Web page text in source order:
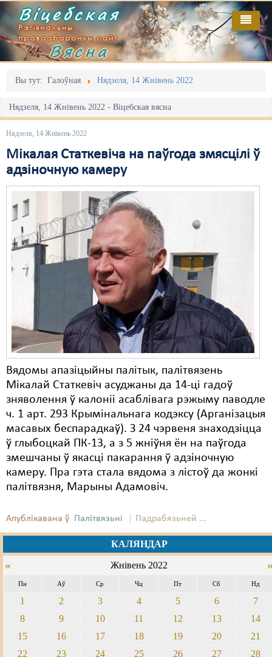
Віцебская
Рэгіянальны
праваабарончы сайт
Вясна
Вы тут: Галоўная Нядзеля, 14 Жнівень 2022
Нядзеля, 14 Жнівень 2022 - Віцебская вясна
Нядзеля, 14 Жнівень 2022
Мікалая Статкевіча на паўгода змясцілі ў
адзіночную камеру
Вядомы апазіцыйны палітык, палітвязень
Мікалай Статкевіч асуджаны да 14-ці гадоў
зняволення ў калоніі асаблівага рэжыму паводле
ч. 1 арт. 293 Крымінальнага кодэксу (Арганізацыя
масавых беспарадкаў). З 24 чэрвеня знаходзіцца
ў глыбоцкай ПК-13, а з 5 жніўня ён на паўгода
змешчаны ў якасці пакарання ў адзіночную
камеру. Пра гэта стала вядома з лістоў да жонкі
палітвязня, Марыны Адамовіч.
Апублікавана ў Палітвязьні Падрабязьней ...
КАЛЯНДАР
« Жнівень 2022
Пн Аў Ср Чц Пт Сб Нд
1 2 3 4 5 6
7
8
9 10 11 12 13
14
15
16 17 18 19 20
21
22
23 24 25 26 27
28
Галоўная
Адміністрацыйны перасьлед
Акцыі
Выбары
Грамадзянскія ініцыятывы
Дзяржава
Дыскрымінацыя
Затрыманьні
Карная псыхіятрыя
КПЧ ААН
Культурныя правы
ЛПП
Мігранты
Палітвязьні
Праваабаронцы
Правы дзіцяці
Пэнітэнцыярная сыстэма
Распальваньне варожасьці
Свабода сумленьня
Сьмяротнае пакараньне
Выданьні
Відэа
Пра нас
RSS